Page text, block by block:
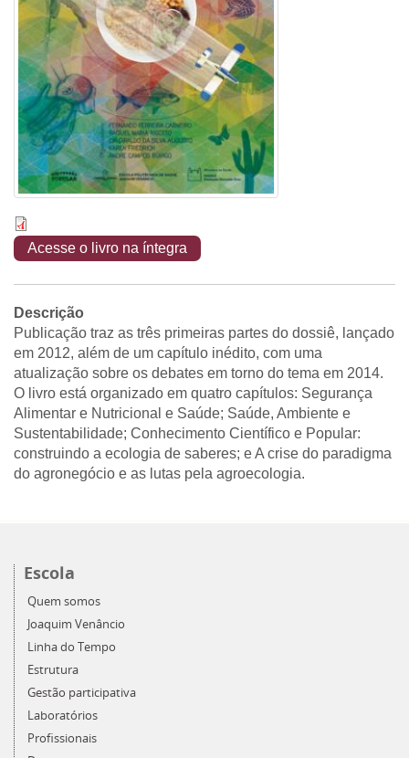
Acesse o livro na íntegra
Descrição
Publicação traz as três primeiras partes do dossiê, lançado
em 2012, além de um capítulo inédito, com uma
atualização sobre os debates em torno do tema em 2014.
O livro está organizado em quatro capítulos: Segurança
Alimentar e Nutricional e Saúde; Saúde, Ambiente e
Sustentabilidade; Conhecimento Científico e Popular:
construindo a ecologia de saberes; e A crise do paradigma
do agronegócio e as lutas pela agroecologia.
Escola
Quem somos
Joaquim Venâncio
Linha do Tempo
Estrutura
Gestão participativa
Laboratórios
Profissionais